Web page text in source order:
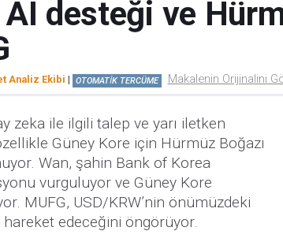
AI desteği ve
Analiz Ekibi | OTOMATİK TERCÜME Makalenin Orijinalini
zeka ile ilgili talep ve yarı iletken
Güney Kore için Hürmüz Boğazı
Wan, şahin Bank of Korea
vurguluyor ve Güney Kore
MUFG, USD/KRW’nin önümüzdeki
edeceğini öngörüyor.